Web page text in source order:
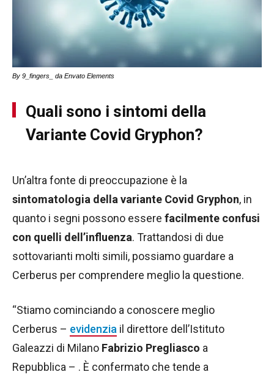
By 9_fingers_ da Envato Elements
Quali sono i sintomi della
Variante Covid Gryphon?
Un’altra fonte di preoccupazione è la
sintomatologia della variante Covid Gryphon, in
quanto i segni possono essere facilmente confusi
con quelli dell’influenza. Trattandosi di due
sottovarianti molti simili, possiamo guardare a
Cerberus per comprendere meglio la questione.
“Stiamo cominciando a conoscere meglio
Cerberus – evidenzia il direttore dell’Istituto
Galeazzi di Milano Fabrizio Pregliasco a
Repubblica – . È confermato che tende a